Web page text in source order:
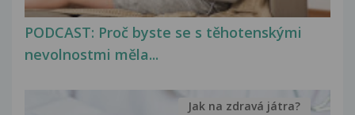
PODCAST: Proč byste se s těhotenskými
nevolnostmi měla...
Jak na zdravá játra?